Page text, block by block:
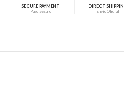
SECURE PAYMENT
Pago Seguro
DIRECT
Envío Oficial